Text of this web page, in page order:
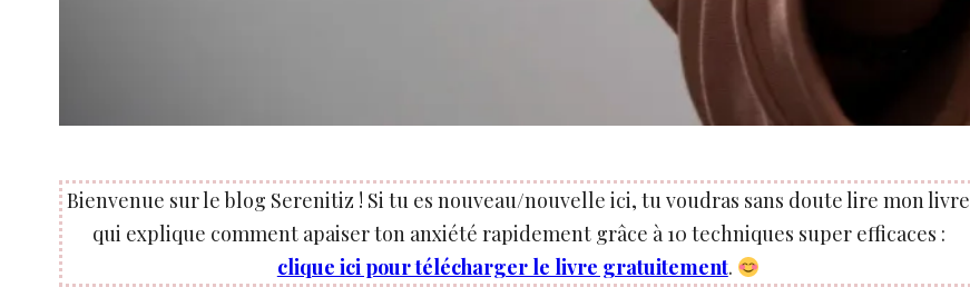
Bienvenue sur le blog Serenitiz ! Si tu es nouveau/nouvelle ici, tu voudras sans doute lire mon livre
qui explique comment apaiser ton anxiété rapidement grâce à 10 techniques super efficaces :
clique ici pour télécharger le livre gratuitement.